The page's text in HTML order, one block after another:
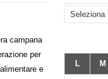
campana
per
e
Archivi
L
M